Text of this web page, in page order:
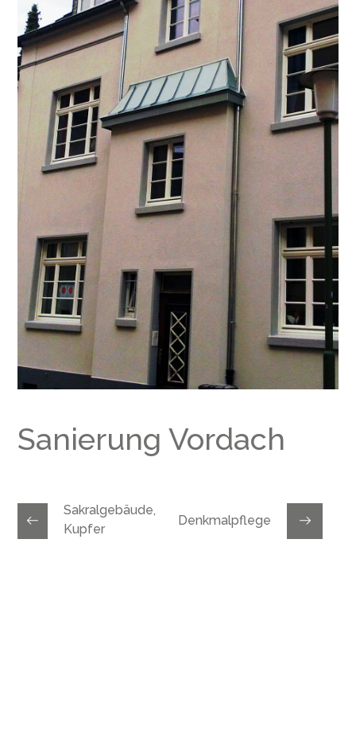
Sanierung Vordach
Sakralgebäude,
Kupfer
Denkmalpflege